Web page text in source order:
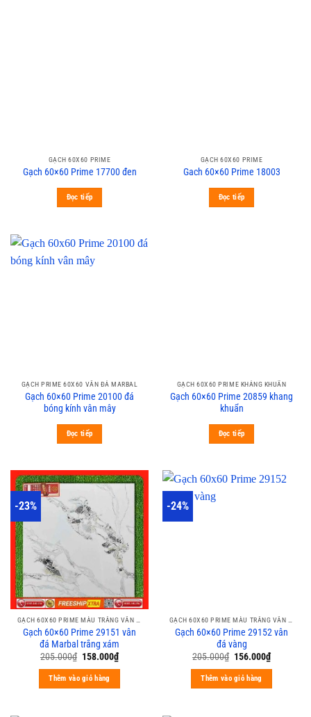
GẠCH 60X60 PRIME
Gạch 60×60 Prime 17700 đen
Đọc tiếp
GẠCH 60X60 PRIME
Gach 60×60 Prime 18003
Đọc tiếp
GẠCH PRIME 60X60 VÂN ĐÁ MARBAL
Gạch 60×60 Prime 20100 đá
bóng kính vân mây
Đọc tiếp
GẠCH 60X60 PRIME KHÁNG KHUẨN
Gạch 60×60 Prime 20859 khang
khuẩn
Đọc tiếp
-23%
GẠCH 60X60 PRIME MÀU TRẮNG VÂN XÁM CALACATA
Gạch 60×60 Prime 29151 vân
đá Marbal trắng xám
205.000₫ 158.000₫
Thêm vào giỏ hàng
-24%
GẠCH 60X60 PRIME MÀU TRẮNG VÂN XÁM CALACATA
Gạch 60×60 Prime 29152 vân
đá vàng
205.000₫ 156.000₫
Thêm vào giỏ hàng